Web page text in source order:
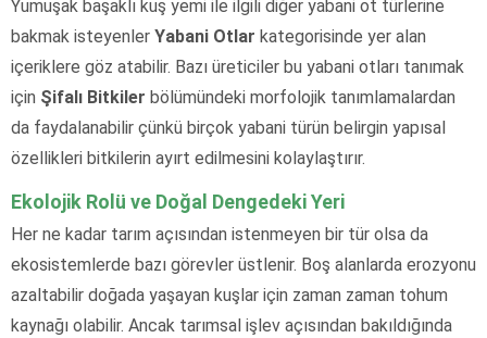
Yumuşak başaklı kuş yemi ile ilgili diğer yabani ot türlerine
bakmak isteyenler Yabani Otlar kategorisinde yer alan
içeriklere göz atabilir. Bazı üreticiler bu yabani otları tanımak
için Şifalı Bitkiler bölümündeki morfolojik tanımlamalardan
da faydalanabilir çünkü birçok yabani türün belirgin yapısal
özellikleri bitkilerin ayırt edilmesini kolaylaştırır.
Ekolojik Rolü ve Doğal Dengedeki Yeri
Her ne kadar tarım açısından istenmeyen bir tür olsa da
ekosistemlerde bazı görevler üstlenir. Boş alanlarda erozyonu
azaltabilir doğada yaşayan kuşlar için zaman zaman tohum
kaynağı olabilir. Ancak tarımsal işlev açısından bakıldığında